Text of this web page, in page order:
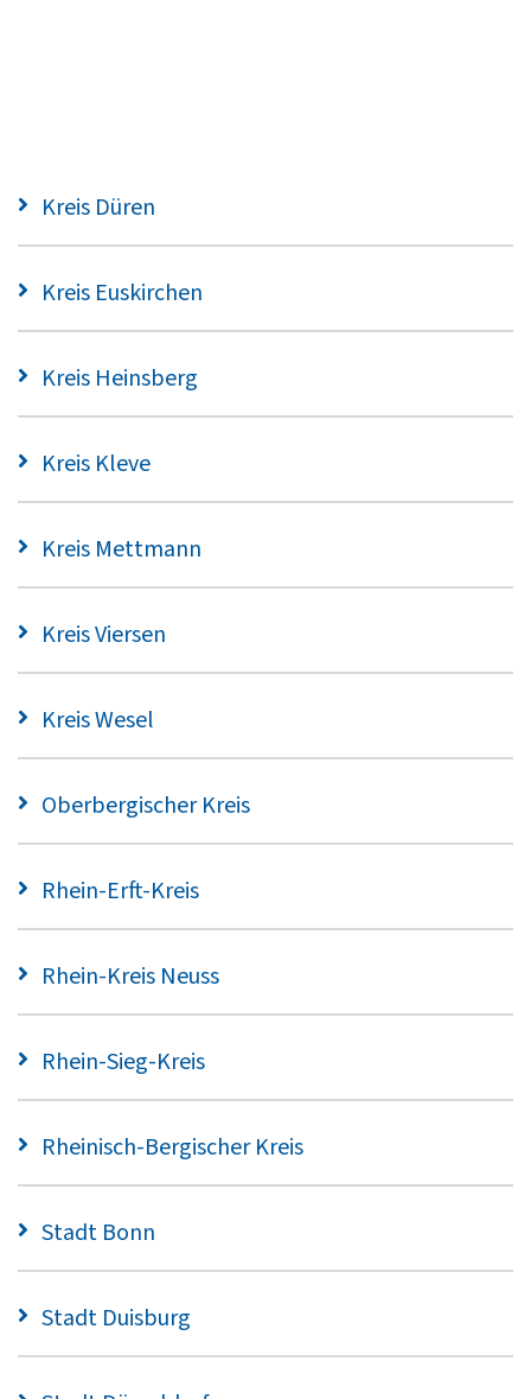
Kreis Düren
Kreis Euskirchen
Kreis Heinsberg
Kreis Kleve
Kreis Mettmann
Kreis Viersen
Kreis Wesel
Oberbergischer Kreis
Rhein-Erft-Kreis
Rhein-Kreis Neuss
Rhein-Sieg-Kreis
Rheinisch-Bergischer Kreis
Stadt Bonn
Stadt Duisburg